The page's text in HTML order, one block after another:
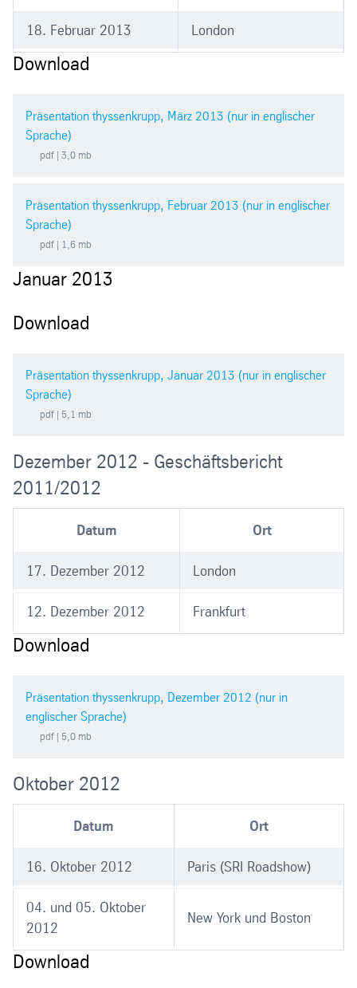
18. Februar 2013 London
Download
Präsentation thyssenkrupp, März 2013 (nur in englischer
Sprache)
pdf | 3,0 mb
Präsentation thyssenkrupp, Februar 2013 (nur in englischer
Sprache)
pdf | 1,6 mb
Januar 2013
Download
Präsentation thyssenkrupp, Januar 2013 (nur in englischer
Sprache)
pdf | 5,1 mb
Dezember 2012 - Geschäftsbericht
2011/2012
Datum Ort
17. Dezember 2012 London
12. Dezember 2012 Frankfurt
Download
Präsentation thyssenkrupp, Dezember 2012 (nur in
englischer Sprache)
pdf | 5,0 mb
Oktober 2012
Datum Ort
16. Oktober 2012 Paris (SRI Roadshow)
04. und 05. Oktober
2012
New York und Boston
Download